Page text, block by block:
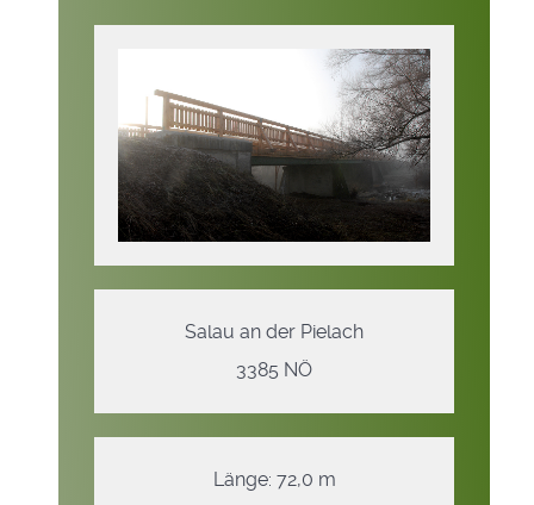
Salau an der Pielach
3385 NÖ
Länge: 72,0 m